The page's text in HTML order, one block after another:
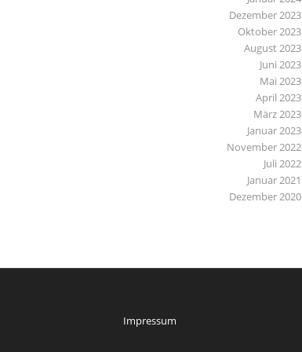
Dezember 2023
Oktober 2023
August 2023
Juni 2023
Mai 2023
April 2023
März 2023
Januar 2023
November 2022
Juli 2022
Januar 2021
Dezember 2020
Impressum